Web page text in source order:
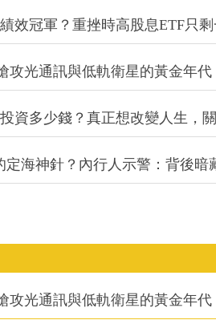
效冠軍？重挫時高股息ETF只
攻光通訊與低軌衛星的黃金年代
資多少錢？真正想改變人生，關
海神針？內行人示警：背後暗
攻光通訊與低軌衛星的黃金年代